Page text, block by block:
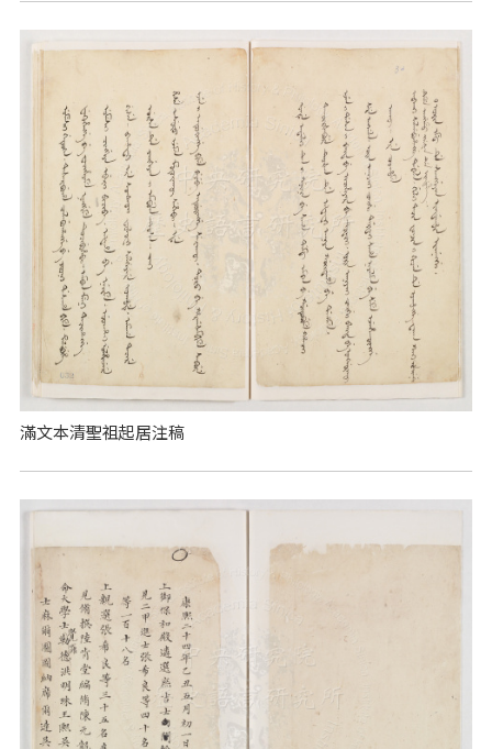
滿文本清聖祖起居注稿